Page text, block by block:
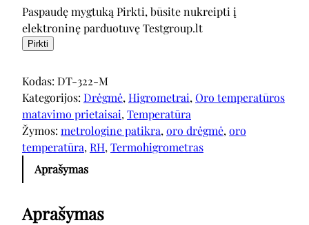
Paspaudę mygtuką Pirkti, būsite nukreipti į
elektroninę parduotuvę Testgroup.lt
Pirkti
Kodas: DT-322-M
Kategorijos: Drėgmė, Higrometrai, Oro temperatūros
matavimo prietaisai, Temperatūra
Žymos: metrologine patikra, oro drėgmė, oro
temperatūra, RH, Termohigrometras
Aprašymas
Aprašymas